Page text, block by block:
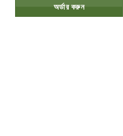
অর্ডার করুন